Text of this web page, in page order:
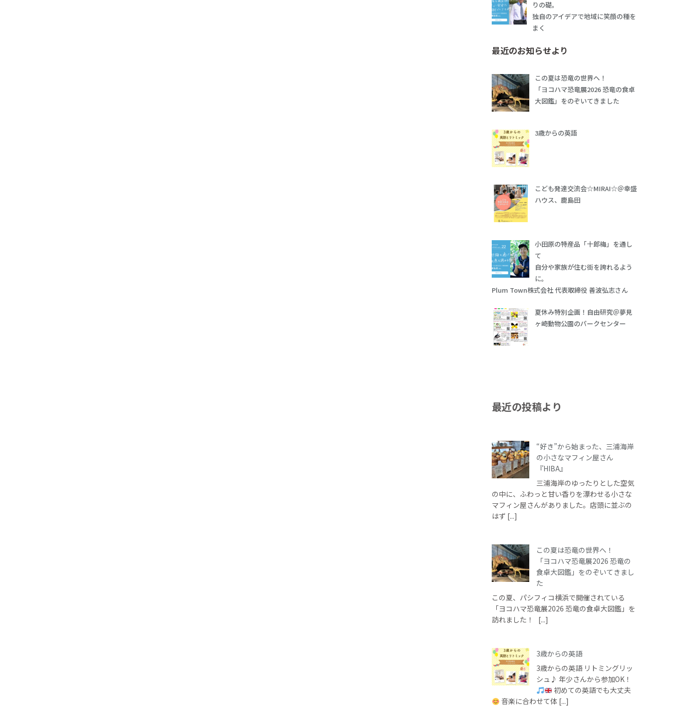
りの礎。
独自のアイデアで地域に笑顔の種を
まく
最近のお知らせより
この夏は恐竜の世界へ！
「ヨコハマ恐竜展2026 恐竜の食卓
大図鑑」をのぞいてきました
3歳からの英語
こども発達交流会☆MIRAI☆＠幸盛
ハウス、鹿島田
小田原の特産品「十郎梅」を通し
て
自分や家族が住む街を誇れるよう
に。
Plum Town株式会社 代表取締役 善波弘志さん
夏休み特別企画！自由研究＠夢見
ヶ崎動物公園のパークセンター
最近の投稿より
“好き”から始まった、三浦海岸
の小さなマフィン屋さん
『HIBA』
三浦海岸のゆったりとした空気
の中に、ふわっと甘い香りを漂わせる小さな
マフィン屋さんがありました。店頭に並ぶの
はず [...]
この夏は恐竜の世界へ！
「ヨコハマ恐竜展2026 恐竜の
食卓大図鑑」をのぞいてきまし
た
この夏、パシフィコ横浜で開催されている
「ヨコハマ恐竜展2026 恐竜の食卓大図鑑」を
訪れました！ [...]
3歳からの英語
3歳からの英語 リトミングリッ
シュ♪ 年少さんから参加OK！
初めての英語でも大丈夫
音楽に合わせて体 [...]